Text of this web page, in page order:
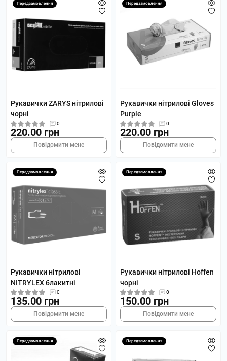
Передзамовлення
Рукавички ZARYS нітрилові
чорні
0
220.00 грн
Повідомити мене
Передзамовлення
Рукавички нітрилові Gloves
Purple
0
220.00 грн
Повідомити мене
Передзамовлення
Рукавички нітрилові
NITRYLEX блакитні
0
135.00 грн
Повідомити мене
Передзамовлення
Рукавички нітрилові Hoffen
чорні
0
150.00 грн
Повідомити мене
Передзамовлення Передзамовлення